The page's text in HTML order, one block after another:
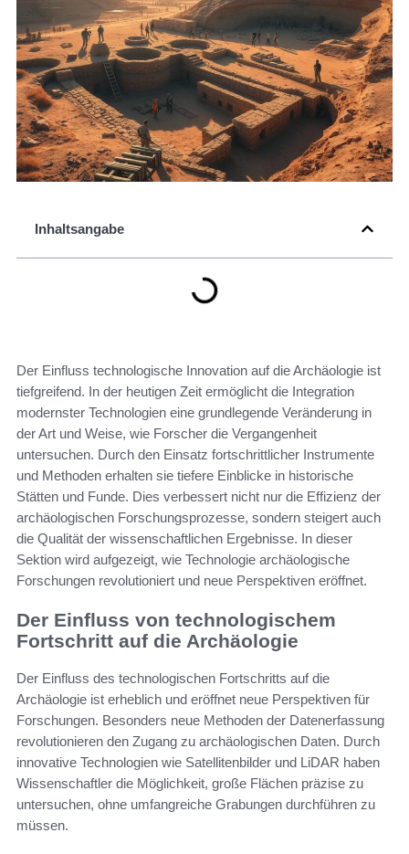
Inhaltsangabe
Der Einfluss technologische Innovation auf die Archäologie ist
tiefgreifend. In der heutigen Zeit ermöglicht die Integration
modernster Technologien eine grundlegende Veränderung in
der Art und Weise, wie Forscher die Vergangenheit
untersuchen. Durch den Einsatz fortschrittlicher Instrumente
und Methoden erhalten sie tiefere Einblicke in historische
Stätten und Funde. Dies verbessert nicht nur die Effizienz der
archäologischen Forschungsprozesse, sondern steigert auch
die Qualität der wissenschaftlichen Ergebnisse. In dieser
Sektion wird aufgezeigt, wie Technologie archäologische
Forschungen revolutioniert und neue Perspektiven eröffnet.
Der Einfluss von technologischem
Fortschritt auf die Archäologie
Der Einfluss des technologischen Fortschritts auf die
Archäologie ist erheblich und eröffnet neue Perspektiven für
Forschungen. Besonders neue Methoden der Datenerfassung
revolutionieren den Zugang zu archäologischen Daten. Durch
innovative Technologien wie Satellitenbilder und LiDAR haben
Wissenschaftler die Möglichkeit, große Flächen präzise zu
untersuchen, ohne umfangreiche Grabungen durchführen zu
müssen.